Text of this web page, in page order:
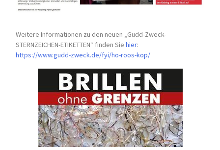
Weitere Informationen zu den neuen „Gudd-Zweck-
STERNZEICHEN-ETIKETTEN“ finden Siehier:
https://www.gudd-zweck.de/fyi/ho-roos-kop/